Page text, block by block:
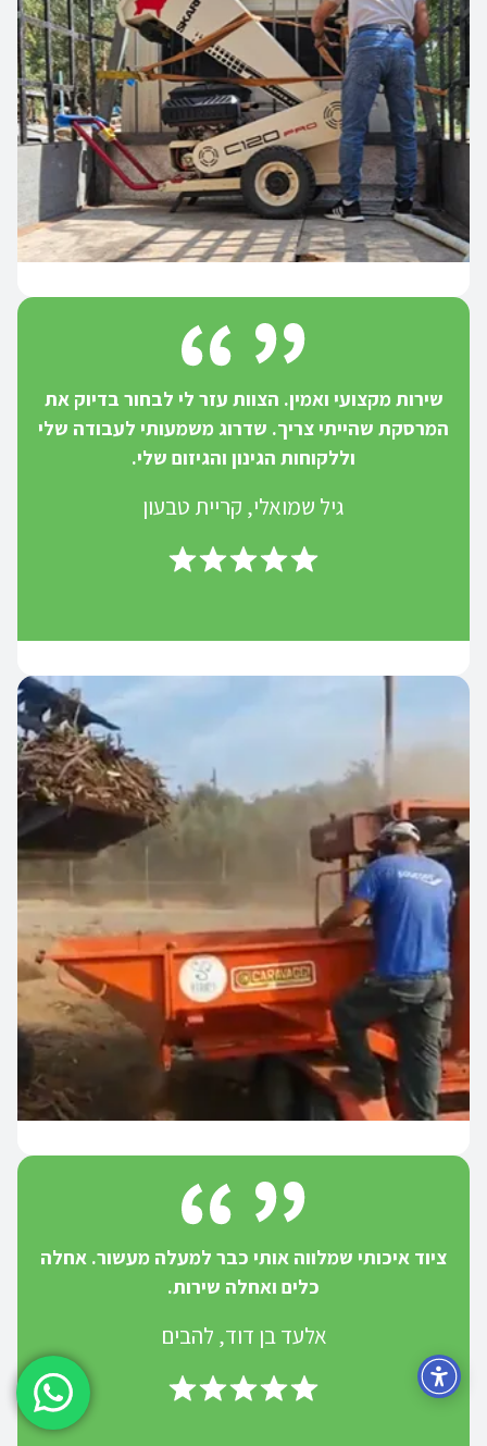
שירות מקצועי ואמין. הצוות עזר לי לבחור בדיוק את
המרסקת שהייתי צריך. שדרוג משמעותי לעבודה שלי
וללקוחות הגינון והגיזום שלי.
גיל שמואלי, קריית טבעון
ציוד איכותי שמלווה אותי כבר למעלה מעשור. אחלה
כלים ואחלה שירות.
אלעד בן דוד, להבים